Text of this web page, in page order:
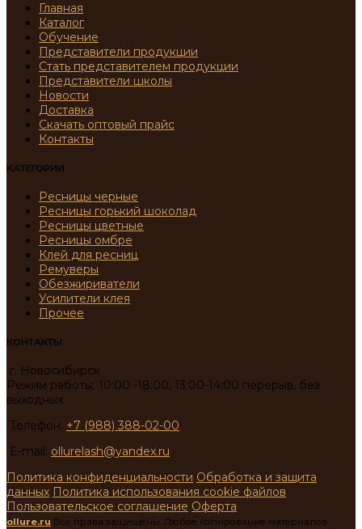
Главная
Каталог
Обучение
Представители продукции
Стать представителем продукции
Представители школы
Новости
Доставка
Скачать оптовый прайс
Контакты
КАТЕГОРИИ
Ресницы черные
Ресницы горький шоколад
Ресницы цветные
Ресницы омбре
Клей для ресниц
Ремуверы
Обезжириватели
Усилители клея
Прочее
КОНТАКТЫ
г. Новосибирск
Режим работы: 10:00 -18:00, 13:00-14:00 перерыв, без
выходных
Телефон: +7 (988) 388-02-00
E-mail: ollurelash@yandex.ru
Политика конфиденциальности Обработка и защита
данных Политика использования cookie файлов
Пользовательское соглашение Оферта
ollure.ru Все права защищены. Любое копирование материалов